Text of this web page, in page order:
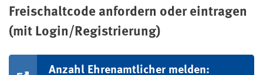
Freischaltcode anfordern oder eintragen
(mit Login/Registrierung)
Anzahl Ehrenamtlicher melden: